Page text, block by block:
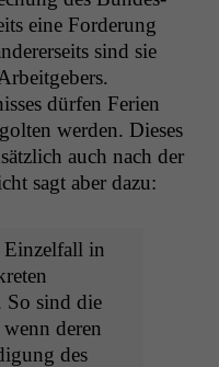
eine Forderung
sind sie
dür­fen Ferien
wer­den. Dieses
auch nach der
sagt aber dazu:
in
So sind die
deren
des